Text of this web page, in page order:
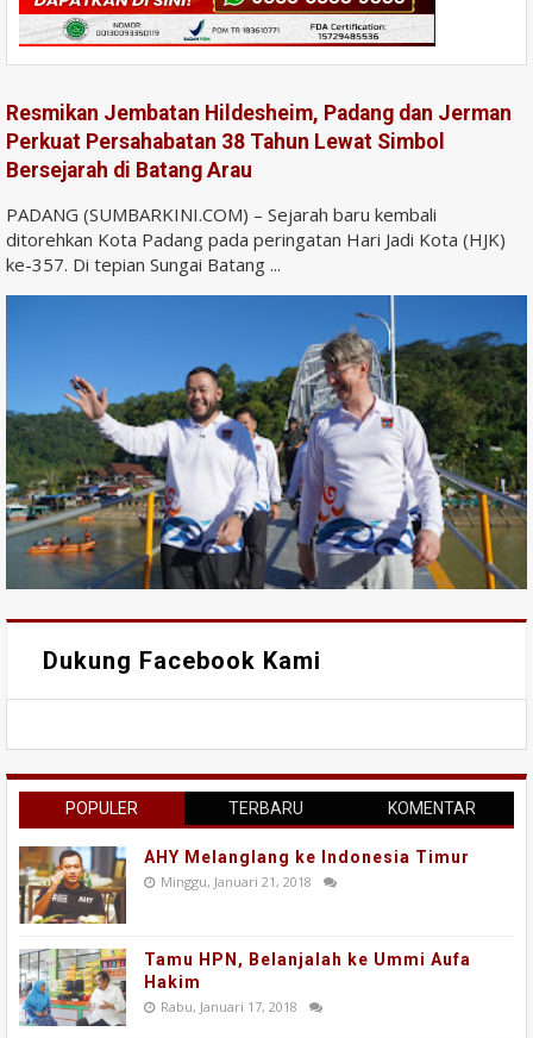
Resmikan Jembatan Hildesheim, Padang dan Jerman
Perkuat Persahabatan 38 Tahun Lewat Simbol
Bersejarah di Batang Arau
PADANG (SUMBARKINI.COM) – Sejarah baru kembali
ditorehkan Kota Padang pada peringatan Hari Jadi Kota (HJK)
ke-357. Di tepian Sungai Batang ...
Dukung Facebook Kami
POPULER TERBARU KOMENTAR
AHY Melanglang ke Indonesia Timur
Minggu, Januari 21, 2018
Tamu HPN, Belanjalah ke Ummi Aufa
Hakim
Rabu, Januari 17, 2018